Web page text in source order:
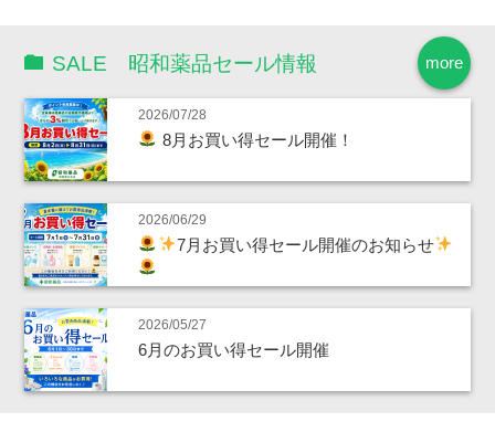
more
SALE 昭和薬品セール情報
2026/07/28
8月お買い得セール開催！
2026/06/29
7月お買い得セール開催のお知らせ
2026/05/27
6月のお買い得セール開催